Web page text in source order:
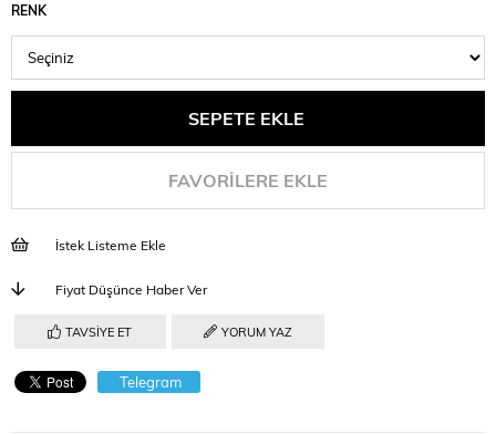
RENK
FAVORILERE EKLE
İstek Listeme Ekle
Fiyat Düşünce Haber Ver
TAVSIYE ET YORUM YAZ
Telegram